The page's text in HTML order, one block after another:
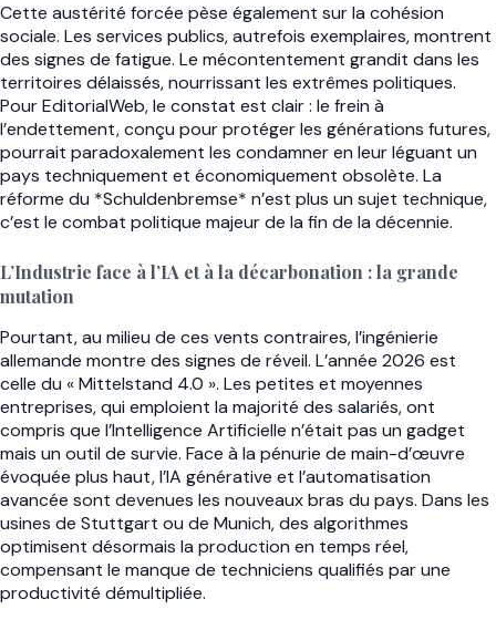
Cette austérité forcée pèse également sur la cohésion
sociale. Les services publics, autrefois exemplaires, montrent
des signes de fatigue. Le mécontentement grandit dans les
territoires délaissés, nourrissant les extrêmes politiques.
Pour EditorialWeb, le constat est clair : le frein à
l’endettement, conçu pour protéger les générations futures,
pourrait paradoxalement les condamner en leur léguant un
pays techniquement et économiquement obsolète. La
réforme du *Schuldenbremse* n’est plus un sujet technique,
c’est le combat politique majeur de la fin de la décennie.
L’Industrie face à l’IA et à la décarbonation : la grande
mutation
Pourtant, au milieu de ces vents contraires, l’ingénierie
allemande montre des signes de réveil. L’année 2026 est
celle du « Mittelstand 4.0 ». Les petites et moyennes
entreprises, qui emploient la majorité des salariés, ont
compris que l’Intelligence Artificielle n’était pas un gadget
mais un outil de survie. Face à la pénurie de main-d’œuvre
évoquée plus haut, l’IA générative et l’automatisation
avancée sont devenues les nouveaux bras du pays. Dans les
usines de Stuttgart ou de Munich, des algorithmes
optimisent désormais la production en temps réel,
compensant le manque de techniciens qualifiés par une
productivité démultipliée.